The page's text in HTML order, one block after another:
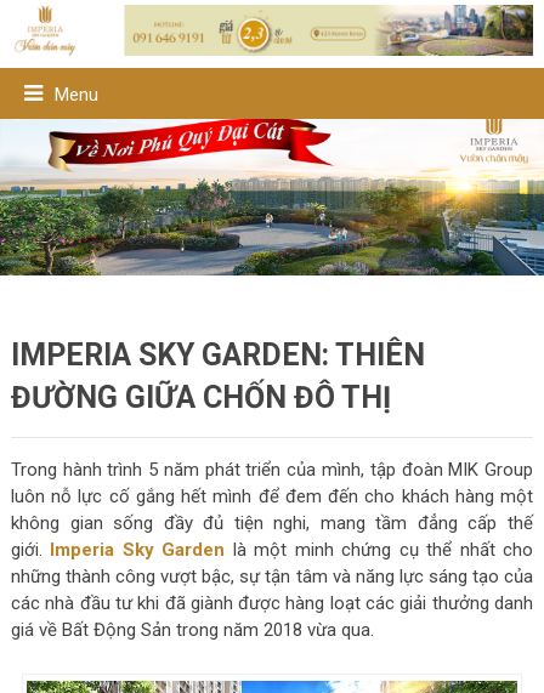
Menu
IMPERIA SKY GARDEN: THIÊN
ĐƯỜNG GIỮA CHỐN ĐÔ THỊ
Trong hành trình 5 năm phát triển của mình, tập đoàn MIK Group
luôn nỗ lực cố gắng hết mình để đem đến cho khách hàng một
không gian sống đầy đủ tiện nghi, mang tầm đẳng cấp thế
giới. Imperia Sky Garden là một minh chứng cụ thể nhất cho
những thành công vượt bậc, sự tận tâm và năng lực sáng tạo của
các nhà đầu tư khi đã giành được hàng loạt các giải thưởng danh
giá về Bất Động Sản trong năm 2018 vừa qua.